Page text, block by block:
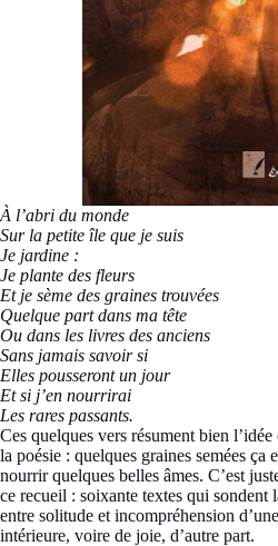
À l’abri du monde
Sur la petite île que je suis
Je jardine :
Je plante des fleurs
Et je sème des graines trouvées
Quelque part dans ma tête
Ou dans les livres des anciens
Sans jamais savoir si
Elles pousseront un jour
Et si j’en nourrirai
Les rares passants.
Ces quelques vers résument bien
la poésie : quelques graines semées ça
nourrir quelques belles âmes. C’est
ce recueil : soixante textes qui
entre solitude et incompréhension
intérieure, voire de joie, d’autre part.